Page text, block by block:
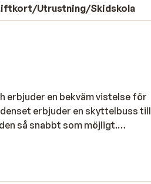
Utrustning/Skidskola
erbjuder en bekväm vistelse för
erbjuder en skyttelbuss till
så snabbt som möjligt.
Det finns studior för 4